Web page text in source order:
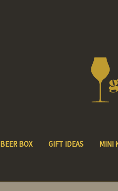
BEER BOX GIFT IDEAS MINI